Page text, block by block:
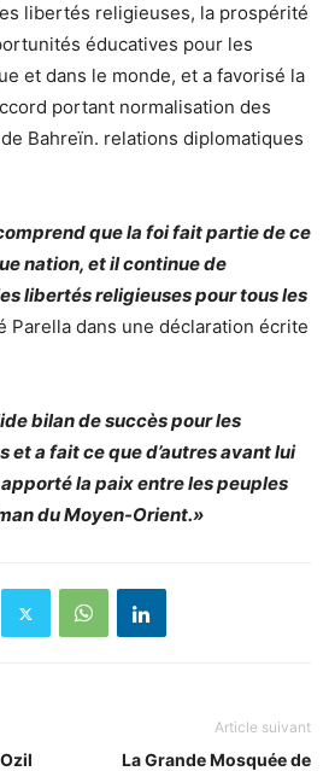
libertés religieuses, la prospérité
éducatives pour les
et dans le monde, et a favorisé la
portant normalisation des
Bahreïn. relations diplomatiques
que la foi fait partie de ce
nation, et il continue de
libertés religieuses pour tous les
Parella dans une déclaration écrite
bilan de succès pour les
et a fait ce que d’autres avant lui
apporté la paix entre les peuples
du Moyen-Orient.»
Article suivant
La Grande Mosquée de